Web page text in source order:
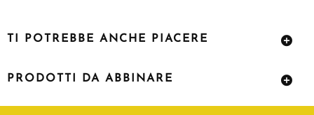
TI POTREBBE ANCHE PIACERE
PRODOTTI DA ABBINARE